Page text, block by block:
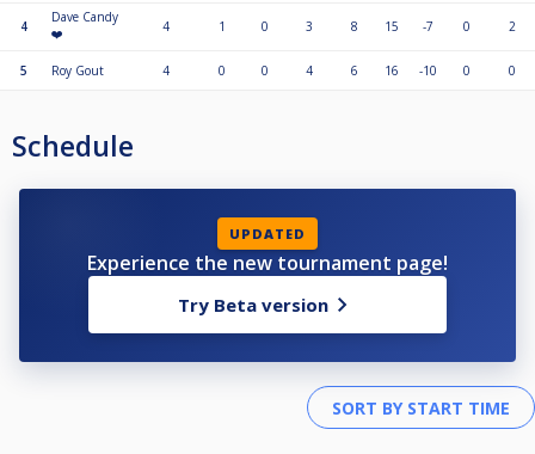
4
Dave Candy
❤️
4 1 0 3 8 15 -7 0 2
5 Roy Gout 4 0 0 4 6 16 -10 0 0
Schedule
UPDATED
Experience the new tournament page!
Try Beta version